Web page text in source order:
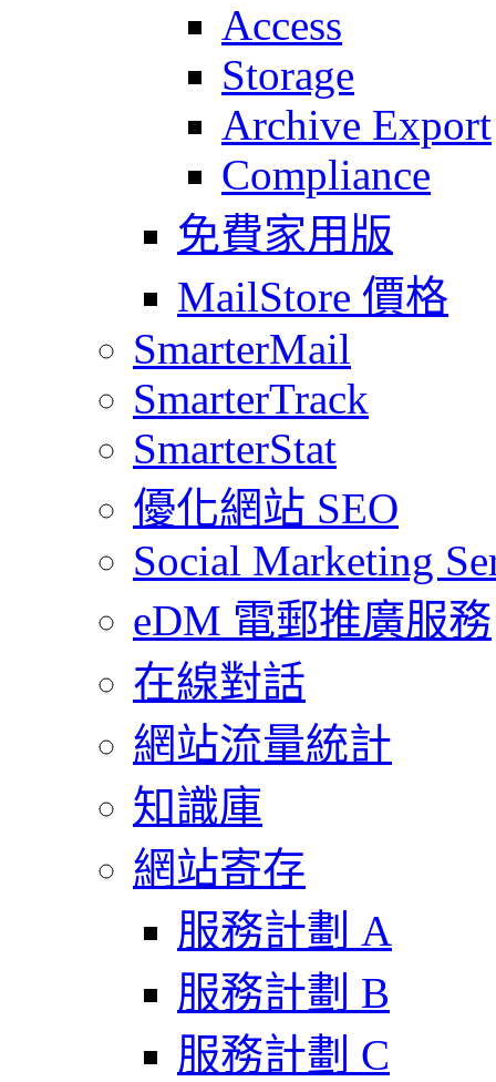
Access
Storage
Archive Export
Compliance
免費家用版
MailStore 價格
SmarterMail
SmarterTrack
SmarterStat
優化網站 SEO
Social Marketing
eDM 電郵推廣服務
在線對話
網站流量統計
知識庫
網站寄存
服務計劃 A
服務計劃 B
服務計劃 C